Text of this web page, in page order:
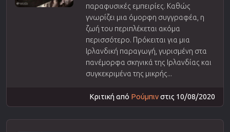
παραφυσικές εμπειρίες. Καθώς
γνωρίζει μια όμορφη συγγραφέα, η
ζωή του περιπλέκεται ακόμα
περισσότερο. Πρόκειται για μια
Ιρλανδική παραγωγή, γυρισμένη στα
πανέμορφα σκηνικά της Ιρλανδίας και
συγκεκριμένα της μικρής...
Κριτική από Ρούμπινστις 10/08/2020